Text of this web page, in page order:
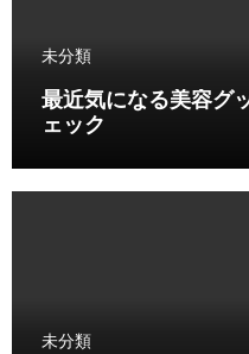
未分類
最近気になる美容グ
ェック
未分類